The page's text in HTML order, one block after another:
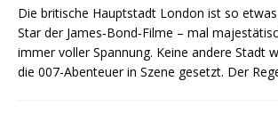
Die britische Hauptstadt London ist so
Star der James‑Bond‑Filme – mal
immer voller Spannung. Keine andere Stadt
die 007-Abenteuer in Szene gesetzt. Der